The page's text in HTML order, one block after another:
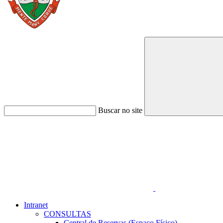
Buscar no site
Intranet
CONSULTAS